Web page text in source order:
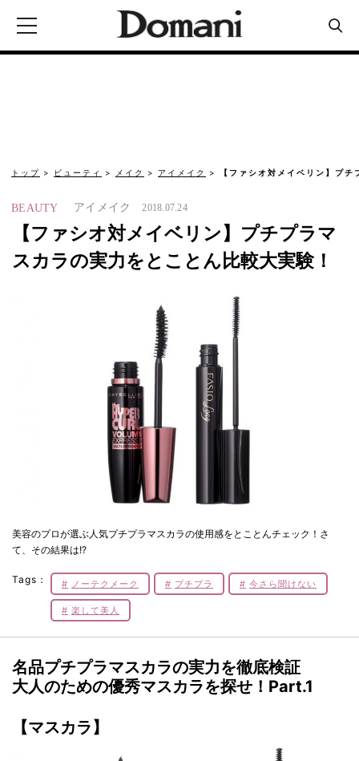
トップ ビューティ メイク アイメイク 【ファシオ対メイベリン】プ
BEAUTY アイメイク 2018.07.24
【ファシオ対メイベリン】プチプラマ
スカラの実力をとことん比較大実験！
美容のプロが選ぶ人気プチプラマスカラの使用感をとことんチェック！さ
て、その結果は!?
Tags： ノーテクメーク プチプラ 今さら聞けない
楽して美人
名品プチプラマスカラの実力を徹底検証
大人のための優秀マスカラを探せ！Part.1
【マスカラ】